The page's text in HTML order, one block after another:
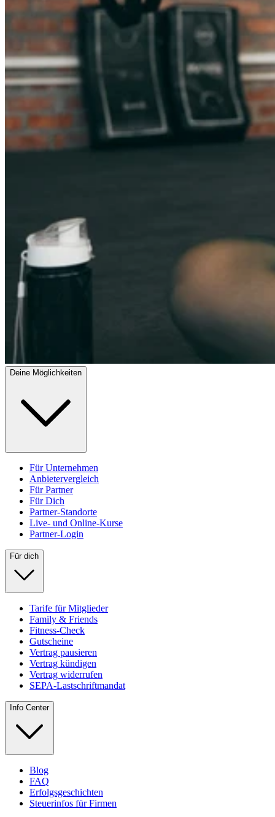
Deine Möglichkeiten
Für Unternehmen
Anbietervergleich
Für Partner
Für Dich
Partner-Standorte
Live- und Online-Kurse
Partner-Login
Für dich
Tarife für Mitglieder
Family & Friends
Fitness-Check
Gutscheine
Vertrag pausieren
Vertrag kündigen
Vertrag widerrufen
SEPA-Lastschriftmandat
Info Center
Blog
FAQ
Erfolgsgeschichten
Steuerinfos für Firmen